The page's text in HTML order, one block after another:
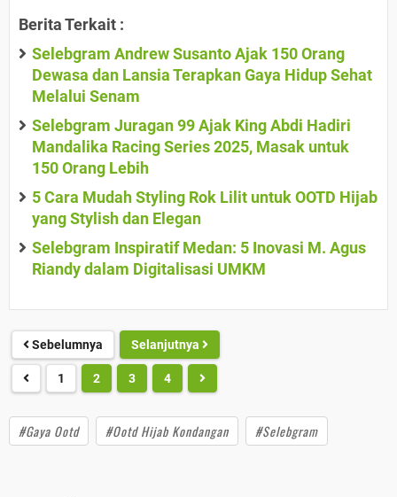
Berita Terkait :
Selebgram Andrew Susanto Ajak 150 Orang
Dewasa dan Lansia Terapkan Gaya Hidup Sehat
Melalui Senam
Selebgram Juragan 99 Ajak King Abdi Hadiri
Mandalika Racing Series 2025, Masak untuk
150 Orang Lebih
5 Cara Mudah Styling Rok Lilit untuk OOTD Hijab
yang Stylish dan Elegan
Selebgram Inspiratif Medan: 5 Inovasi M. Agus
Riandy dalam Digitalisasi UMKM
Sebelumnya Selanjutnya
1 2 3 4
#Gaya Ootd #Ootd Hijab Kondangan #Selebgram